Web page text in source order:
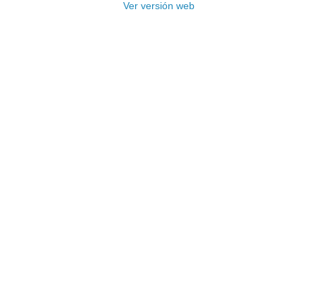
Ver versión web